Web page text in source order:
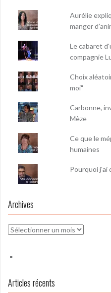
Aurélie
manger
Le cabaret
compagnie
Choix
moi"
Carbonne,
Mèze
Ce que le
humaines
Pourquoi j'ai
Archives
Archives
Articles récents